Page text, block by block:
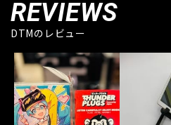
REVIEWS
DTMのレビュー